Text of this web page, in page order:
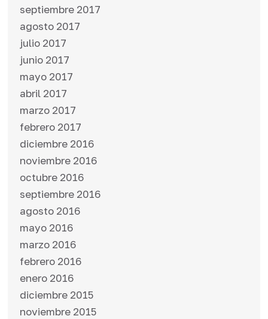
septiembre 2017
agosto 2017
julio 2017
junio 2017
mayo 2017
abril 2017
marzo 2017
febrero 2017
diciembre 2016
noviembre 2016
octubre 2016
septiembre 2016
agosto 2016
mayo 2016
marzo 2016
febrero 2016
enero 2016
diciembre 2015
noviembre 2015